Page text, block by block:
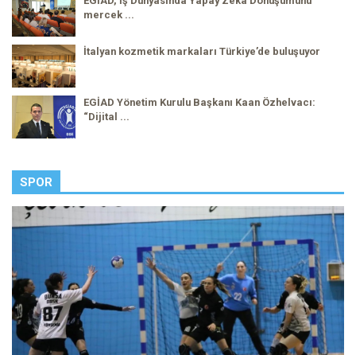
mercek ...
İtalyan kozmetik markaları Türkiye’de buluşuyor
EGİAD Yönetim Kurulu Başkanı Kaan Özhelvacı:
“Dijital ...
SPOR